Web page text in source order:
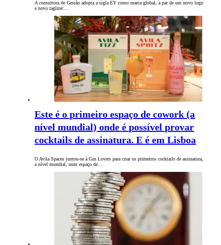
A consultora de Gestão adopta a sigla EY como marca global, a par de um novo logo
e novo tagline:…
Este é o primeiro espaço de cowork (a
nível mundial) onde é possível provar
cocktails de assinatura. E é em Lisboa
O Avila Spaces juntou-se à Gin Lovers para criar os primeiros cocktails de assinatura,
a nível mundial, num espaço de…